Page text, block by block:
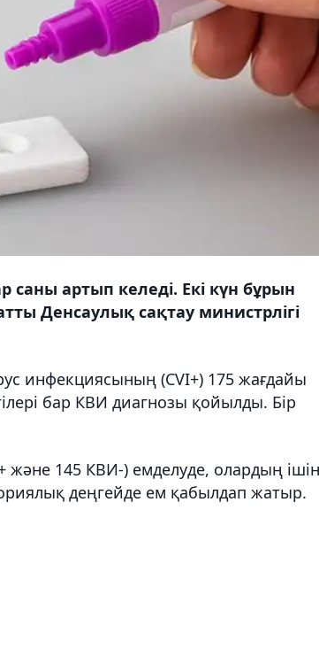
саны артып келеді. Екі күн бұрын
Денсаулық сақтау министрлігі
инфекциясының (CVI+) 175 жағдайы
бар КВИ диагнозы қойылды. Бір
және 145 КВИ-) емделуде, олардың
деңгейде ем қабылдап жатыр.